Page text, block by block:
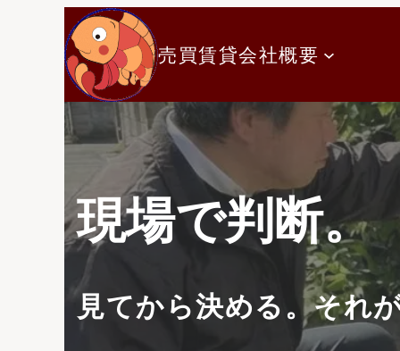
売買賃貸会社概要
現場で判断。
見てから決める。それ